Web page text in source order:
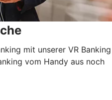
mit unserer VR Banking
vom Handy aus noch